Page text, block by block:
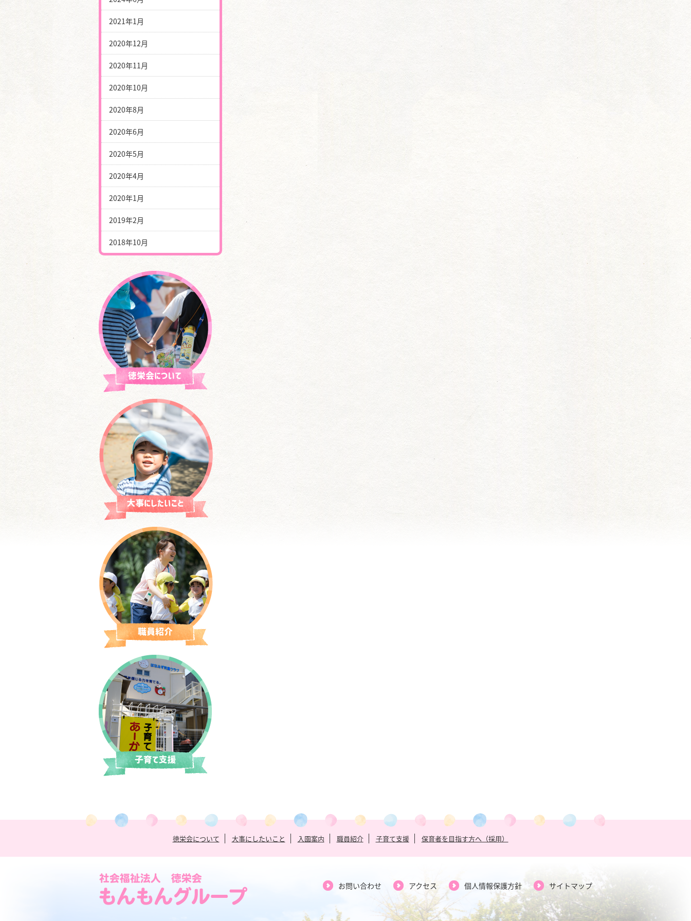
2021年1月
2020年12月
2020年11月
2020年10月
2020年8月
2020年6月
2020年5月
2020年4月
2020年1月
2019年2月
2018年10月
徳栄会について 大事にしたいこと 入園案内 職員紹介 子育て支援 保育者を目指す方へ（採用）
お問い合わせ アクセス 個人情報保護方針 サイトマップ